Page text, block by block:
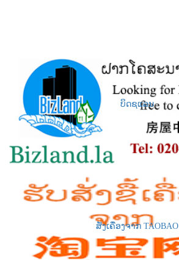
ບິດຊແລນ
ສັ່ງເຄື່ອງຈາກ TAOBAO